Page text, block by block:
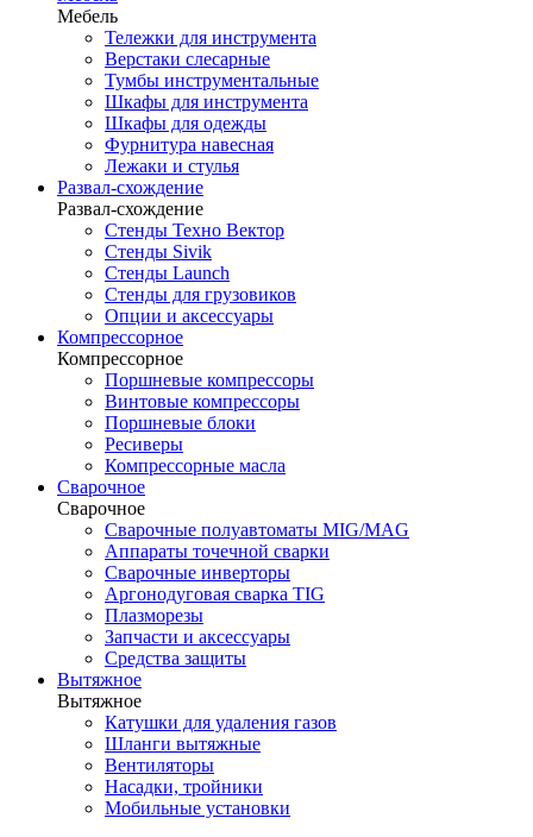
Мебель
Тележки для инструмента
Верстаки слесарные
Тумбы инструментальные
Шкафы для инструмента
Шкафы для одежды
Фурнитура навесная
Лежаки и стулья
Развал-схождение
Развал-схождение
Стенды Техно Вектор
Стенды Sivik
Стенды Launch
Стенды для грузовиков
Опции и аксессуары
Компрессорное
Компрессорное
Поршневые компрессоры
Винтовые компрессоры
Поршневые блоки
Ресиверы
Компрессорные масла
Сварочное
Сварочное
Сварочные полуавтоматы MIG/MAG
Аппараты точечной сварки
Сварочные инверторы
Аргонодуговая сварка TIG
Плазморезы
Запчасти и аксессуары
Средства защиты
Вытяжное
Вытяжное
Катушки для удаления газов
Шланги вытяжные
Вентиляторы
Насадки, тройники
Мобильные установки